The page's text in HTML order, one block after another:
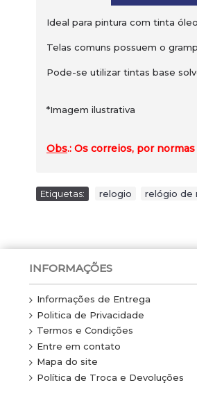
Ideal para pintura com tinta
Telas comuns possuem o
Pode-se utilizar tintas base
*Imagem ilustrativa
Obs.: Os correios, por
Etiquetas: relogio relógio de
INFORMAÇÕES
Informações de Entrega
Politica de Privacidade
Termos e Condições
Entre em contato
Mapa do site
Política de Troca e Devoluções